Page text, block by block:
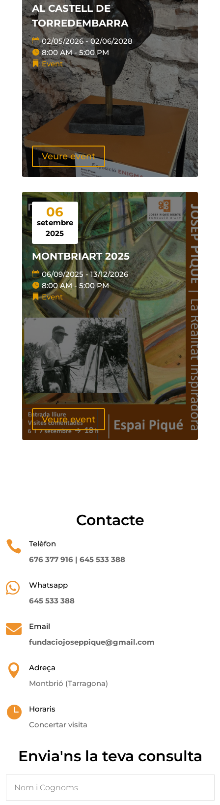
AL CASTELL DE
TORREDEMBARRA
02/05/2026 - 02/06/2028
8:00 AM - 5:00 PM
Event
Veure event
06
setembre
2025
MONTBRIART 2025
06/09/2025 - 13/12/2026
8:00 AM - 5:00 PM
Event
Veure event
Contacte

Telèfon
676 377 916 | 645 533 388

Whatsapp
645 533 388

Email
fundaciojoseppique@gmail.com

Adreça
Montbrió (Tarragona)

Horaris
Concertar visita
Envia'ns la teva consulta